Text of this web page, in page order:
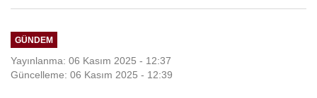
GÜNDEM
Yayınlanma: 06 Kasım 2025 - 12:37
Güncelleme: 06 Kasım 2025 - 12:39